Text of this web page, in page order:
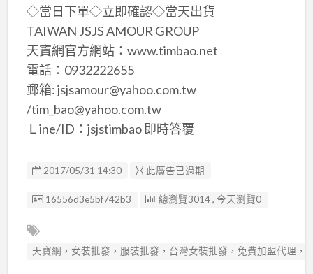
◇當日下單◇立即確認◇當天出貨
TAIWAN JSJS AMOUR GROUP
天寶網官方網站：www.timbao.net
電話：0932222655
郵箱: jsjsamour@yahoo.com.tw
/tim_bao@yahoo.com.tw
Ｌine/ID：jsjstimbao 即時答覆
2017/05/31 14:30 此廣告已過期
廣告编號
16556d3e5bf742b3 總瀏覽3014 , 今天瀏覽0
天寶網，女裝批發，服裝批發，台灣女裝批發，免費加盟代理